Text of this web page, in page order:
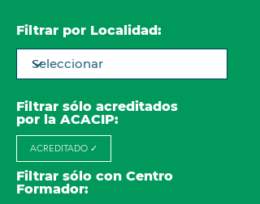
Filtrar por Localidad:
Filtrar sólo acreditados
por la ACACIP:
ACREDITADO ✓
Filtrar sólo con Centro
Formador: